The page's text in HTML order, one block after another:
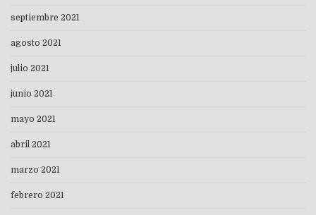
septiembre 2021
agosto 2021
julio 2021
junio 2021
mayo 2021
abril 2021
marzo 2021
febrero 2021